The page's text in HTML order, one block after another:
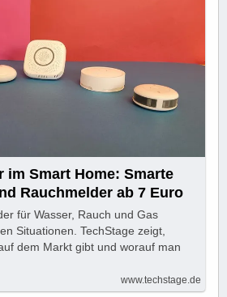
im Smart Home: Smarte
Rauchmelder ab 7 Euro
für Wasser, Rauch und Gas
Situationen. TechStage zeigt,
dem Markt gibt und worauf man
www.techstage.de